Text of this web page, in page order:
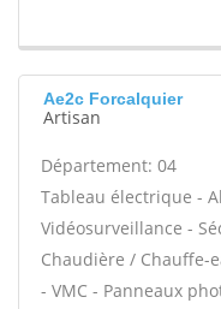
Ae2c Forcalquier
Artisan
Département: 04
Tableau électrique -
Vidéosurveillance -
Chaudière / Chauffe-
- VMC - Panneaux